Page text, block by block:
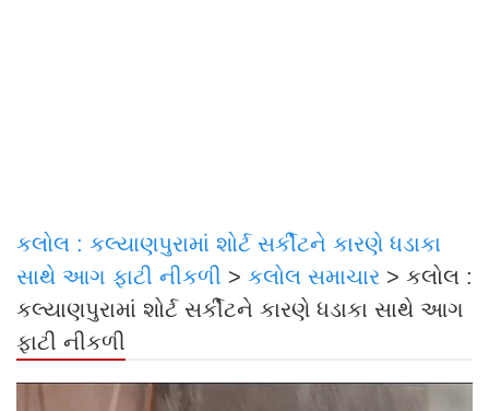
કલોલ : કલ્યાણપુરામાં શોર્ટ સર્કીટને કારણે ધડાકા
સાથે આગ ફાટી નીકળી > કલોલ સમાચાર > કલોલ :
કલ્યાણપુરામાં શોર્ટ સર્કીટને કારણે ધડાકા સાથે આગ
ફાટી નીકળી